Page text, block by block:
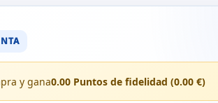
y gana0.00 Puntos de fidelidad (0.00 €)